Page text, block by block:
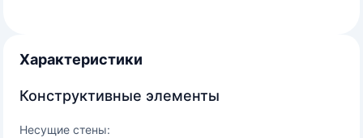
Характеристики
Конструктивные элементы
Несущие стены: